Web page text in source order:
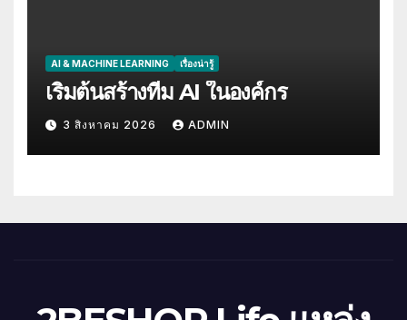
AI & MACHINE LEARNING เรื่องน่ารู้
เริ่มต้นสร้างทีม AI ในองค์กร
3 สิงหาคม 2026 ADMIN